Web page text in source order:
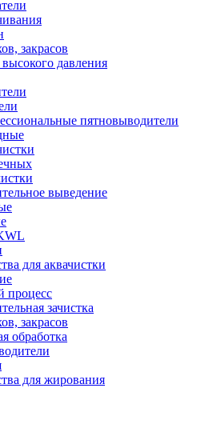
закрасов
давления
пятновыводители
выведение
для аквачистки
процесс
зачистка
закрасов
обработка
для жирования